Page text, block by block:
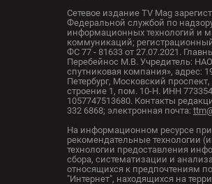
Сетевое издание TV Mag
Федеральной службой по
информационных технологий и
коммуникаций;
ФС 77 - 81633 от 27.07.2021.
Перебейнос М.В. Учредитель:
спутниковая компания», адрес:
Петербург, Московский проспект,
строение 1, пом. 10-Н. ИНН
1057747513680. Контакты
332 6868; электронная почта:
На информационном ресурсе
рекомендательные технологии
технологии предоставления
сбора, систематизации и
относящихся к предпочтениям
"Интернет", находящихся на